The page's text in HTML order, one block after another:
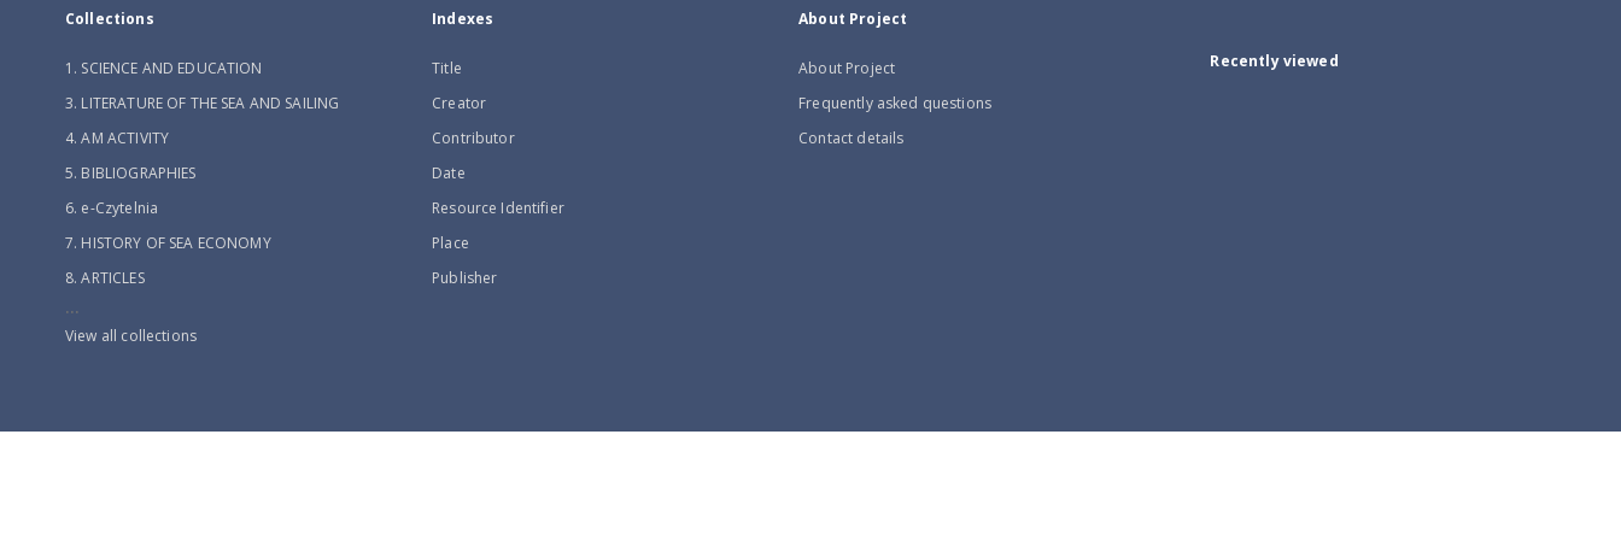
Collections
1. SCIENCE AND EDUCATION
3. LITERATURE OF THE SEA AND SAILING
4. AM ACTIVITY
5. BIBLIOGRAPHIES
6. e-Czytelnia
7. HISTORY OF SEA ECONOMY
8. ARTICLES
...
View all collections
Indexes
Title
Creator
Contributor
Date
Resource Identifier
Place
Publisher
About Project
About Project
Frequently asked questions
Contact details
Recently viewed